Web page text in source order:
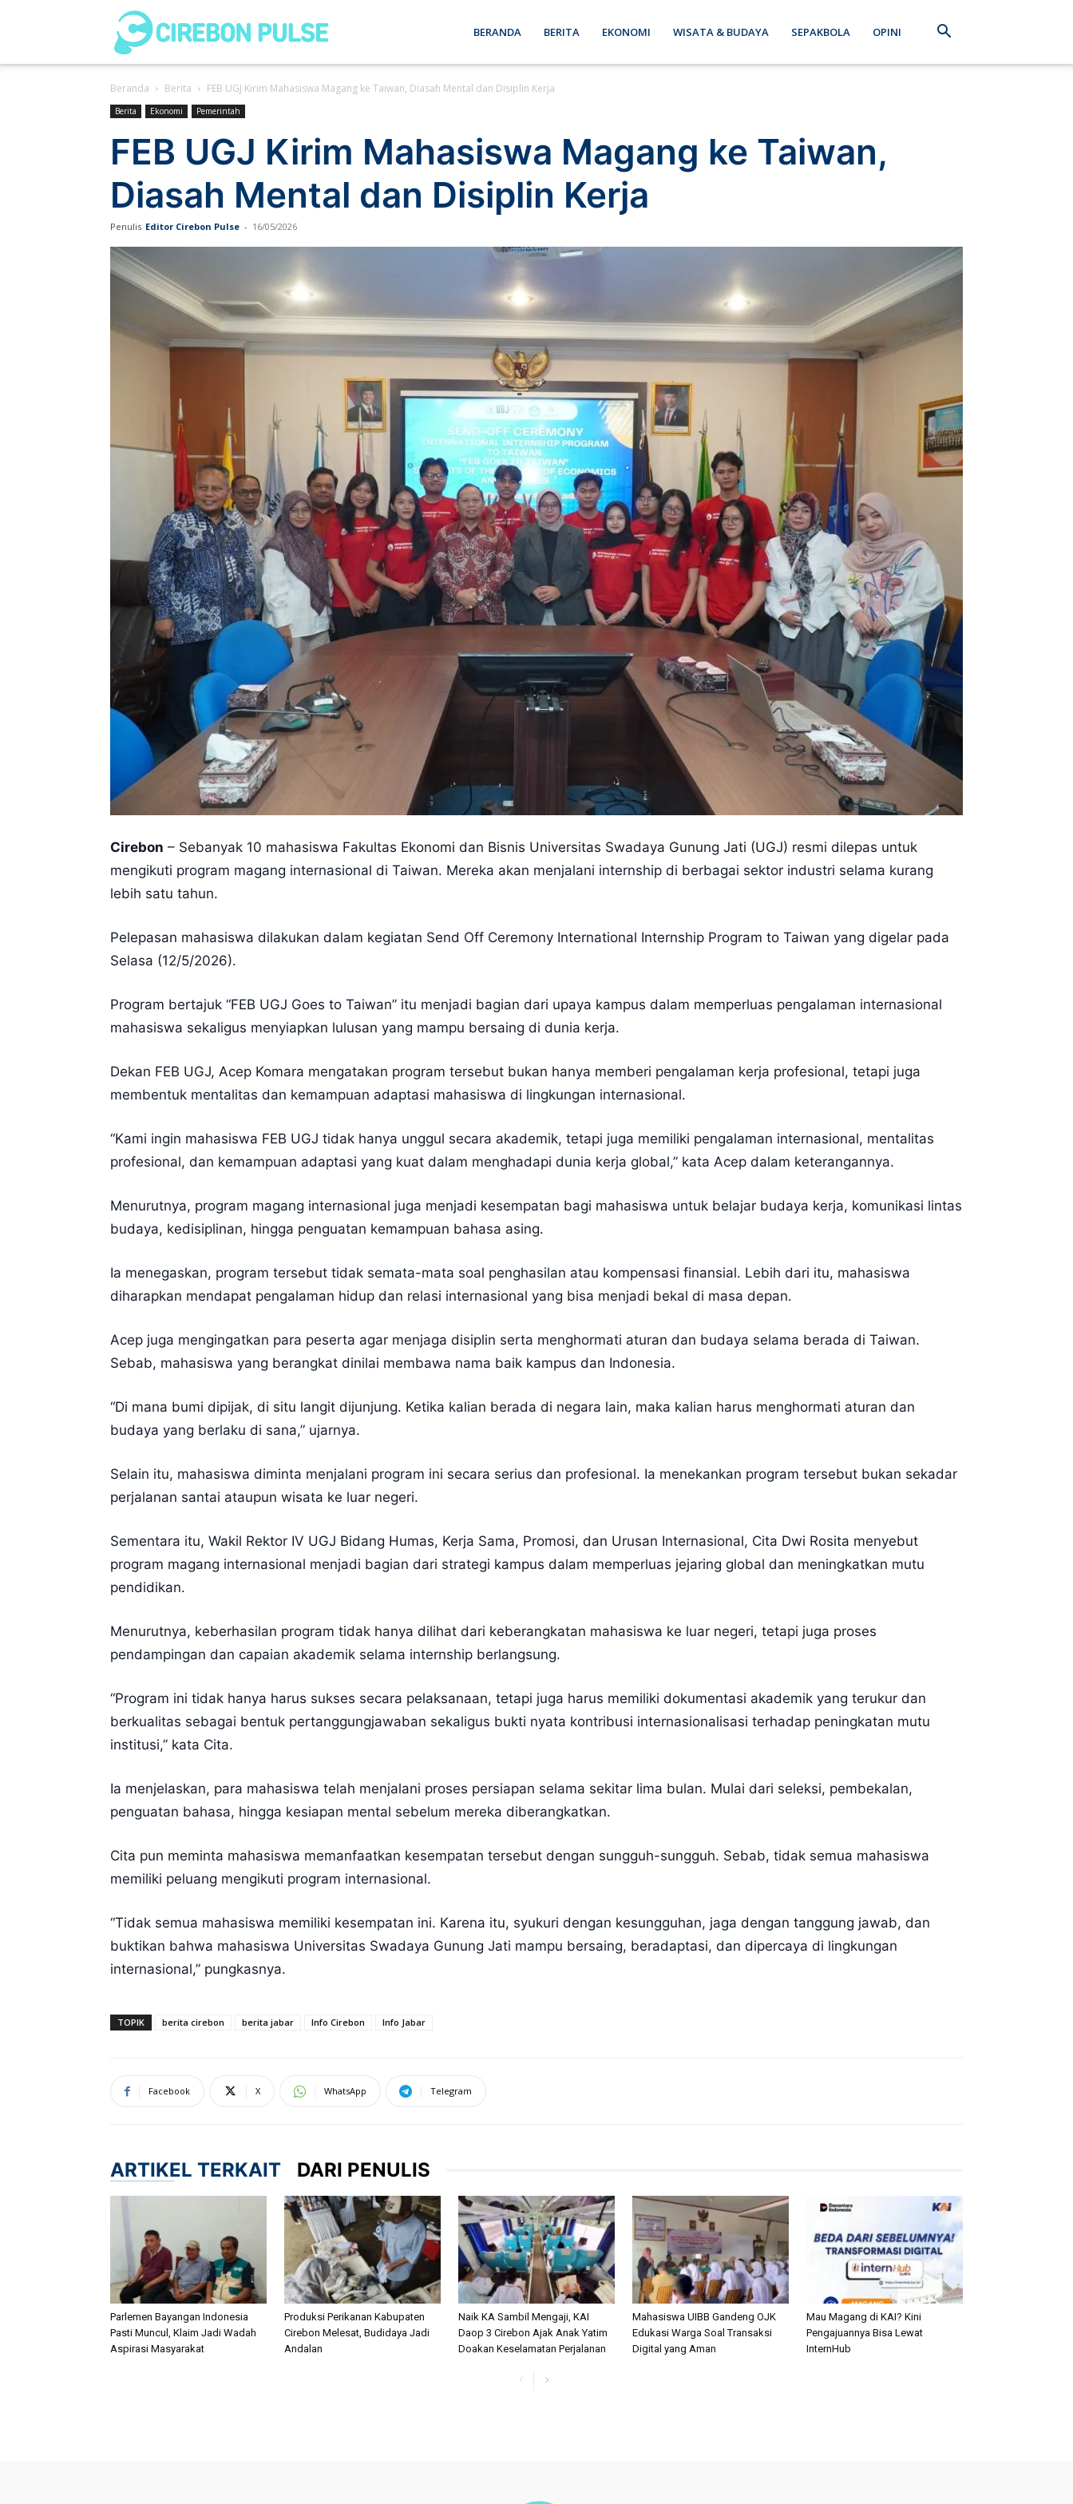
Pulse
BERANDA BERITA EKONOMI WISATA & BUDAYA SEPAKBOLA OPINI
Beranda Berita FEB UGJ Kirim Mahasiswa Magang ke Taiwan, Diasah Mental dan Disiplin Kerja
Berita Ekonomi Pemerintah
FEB UGJ Kirim Mahasiswa Magang ke Taiwan,
Diasah Mental dan Disiplin Kerja
Penulis Editor Cirebon Pulse - 16/05/2026
Cirebon – Sebanyak 10 mahasiswa Fakultas Ekonomi dan Bisnis Universitas Swadaya Gunung Jati (UGJ) resmi dilepas untuk
mengikuti program magang internasional di Taiwan. Mereka akan menjalani internship di berbagai sektor industri selama kurang
lebih satu tahun.
Pelepasan mahasiswa dilakukan dalam kegiatan Send Off Ceremony International Internship Program to Taiwan yang digelar pada
Selasa (12/5/2026).
Program bertajuk “FEB UGJ Goes to Taiwan” itu menjadi bagian dari upaya kampus dalam memperluas pengalaman internasional
mahasiswa sekaligus menyiapkan lulusan yang mampu bersaing di dunia kerja.
Dekan FEB UGJ, Acep Komara mengatakan program tersebut bukan hanya memberi pengalaman kerja profesional, tetapi juga
membentuk mentalitas dan kemampuan adaptasi mahasiswa di lingkungan internasional.
“Kami ingin mahasiswa FEB UGJ tidak hanya unggul secara akademik, tetapi juga memiliki pengalaman internasional, mentalitas
profesional, dan kemampuan adaptasi yang kuat dalam menghadapi dunia kerja global,” kata Acep dalam keterangannya.
Menurutnya, program magang internasional juga menjadi kesempatan bagi mahasiswa untuk belajar budaya kerja, komunikasi lintas
budaya, kedisiplinan, hingga penguatan kemampuan bahasa asing.
Ia menegaskan, program tersebut tidak semata-mata soal penghasilan atau kompensasi finansial. Lebih dari itu, mahasiswa
diharapkan mendapat pengalaman hidup dan relasi internasional yang bisa menjadi bekal di masa depan.
Acep juga mengingatkan para peserta agar menjaga disiplin serta menghormati aturan dan budaya selama berada di Taiwan.
Sebab, mahasiswa yang berangkat dinilai membawa nama baik kampus dan Indonesia.
“Di mana bumi dipijak, di situ langit dijunjung. Ketika kalian berada di negara lain, maka kalian harus menghormati aturan dan
budaya yang berlaku di sana,” ujarnya.
Selain itu, mahasiswa diminta menjalani program ini secara serius dan profesional. Ia menekankan program tersebut bukan sekadar
perjalanan santai ataupun wisata ke luar negeri.
Sementara itu, Wakil Rektor IV UGJ Bidang Humas, Kerja Sama, Promosi, dan Urusan Internasional, Cita Dwi Rosita menyebut
program magang internasional menjadi bagian dari strategi kampus dalam memperluas jejaring global dan meningkatkan mutu
pendidikan.
Menurutnya, keberhasilan program tidak hanya dilihat dari keberangkatan mahasiswa ke luar negeri, tetapi juga proses
pendampingan dan capaian akademik selama internship berlangsung.
“Program ini tidak hanya harus sukses secara pelaksanaan, tetapi juga harus memiliki dokumentasi akademik yang terukur dan
berkualitas sebagai bentuk pertanggungjawaban sekaligus bukti nyata kontribusi internasionalisasi terhadap peningkatan mutu
institusi,” kata Cita.
Ia menjelaskan, para mahasiswa telah menjalani proses persiapan selama sekitar lima bulan. Mulai dari seleksi, pembekalan,
penguatan bahasa, hingga kesiapan mental sebelum mereka diberangkatkan.
Cita pun meminta mahasiswa memanfaatkan kesempatan tersebut dengan sungguh-sungguh. Sebab, tidak semua mahasiswa
memiliki peluang mengikuti program internasional.
“Tidak semua mahasiswa memiliki kesempatan ini. Karena itu, syukuri dengan kesungguhan, jaga dengan tanggung jawab, dan
buktikan bahwa mahasiswa Universitas Swadaya Gunung Jati mampu bersaing, beradaptasi, dan dipercaya di lingkungan
internasional,” pungkasnya.
TOPIK berita cirebon berita jabar Info Cirebon Info Jabar
Facebook X WhatsApp Telegram
ARTIKEL TERKAIT DARI PENULIS
Parlemen Bayangan Indonesia
Pasti Muncul, Klaim Jadi Wadah
Aspirasi Masyarakat
Produksi Perikanan Kabupaten
Cirebon Melesat, Budidaya Jadi
Andalan
Naik KA Sambil Mengaji, KAI
Daop 3 Cirebon Ajak Anak Yatim
Doakan Keselamatan Perjalanan
Mahasiswa UIBB Gandeng OJK
Edukasi Warga Soal Transaksi
Digital yang Aman
Mau Magang di KAI? Kini
Pengajuannya Bisa Lewat
InternHub